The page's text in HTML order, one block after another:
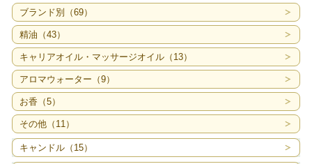
ブランド別（69）
精油（43）
キャリアオイル・マッサージオイル（13）
アロマウォーター（9）
お香（5）
その他（11）
キャンドル（15）